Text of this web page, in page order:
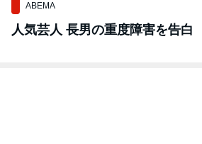
ABEMA
人気芸人 長男の重度障害を告白